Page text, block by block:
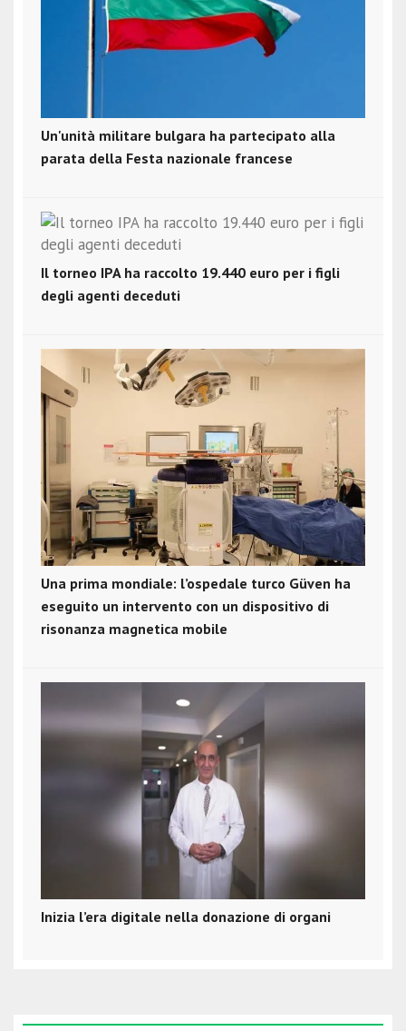
Un'unità militare bulgara ha partecipato alla
parata della Festa nazionale francese
Il torneo IPA ha raccolto 19.440 euro per i figli
degli agenti deceduti
Una prima mondiale: l’ospedale turco Güven ha
eseguito un intervento con un dispositivo di
risonanza magnetica mobile
Inizia l’era digitale nella donazione di organi